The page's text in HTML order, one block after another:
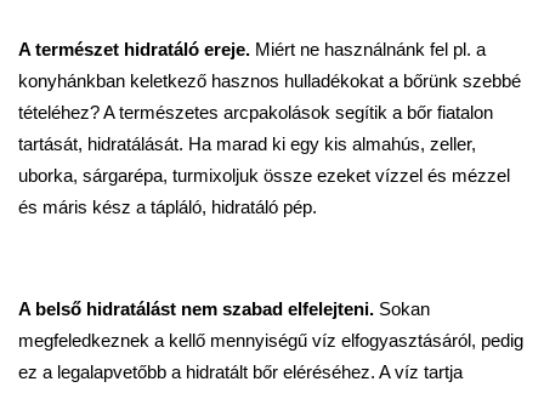
A természet hidratáló ereje. Miért ne használnánk fel pl. a
konyhánkban keletkező hasznos hulladékokat a bőrünk szebbé
tételéhez? A természetes arcpakolások segítik a bőr fiatalon
tartását, hidratálását. Ha marad ki egy kis almahús, zeller,
uborka, sárgarépa, turmixoljuk össze ezeket vízzel és mézzel
és máris kész a tápláló, hidratáló pép.
A belső hidratálást nem szabad elfelejteni. Sokan
megfeledkeznek a kellő mennyiségű víz elfogyasztásáról, pedig
ez a legalapvetőbb a hidratált bőr eléréséhez. A víz tartja